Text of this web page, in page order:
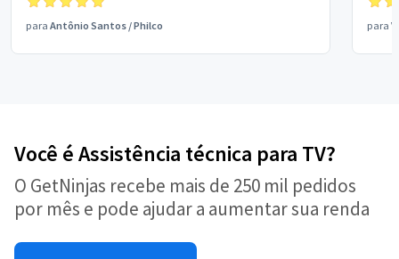
para Antônio Santos /Philco para
Você é Assistência técnica para TV?
O GetNinjas recebe mais de 250 mil pedidos
por mês e pode ajudar a aumentar sua renda